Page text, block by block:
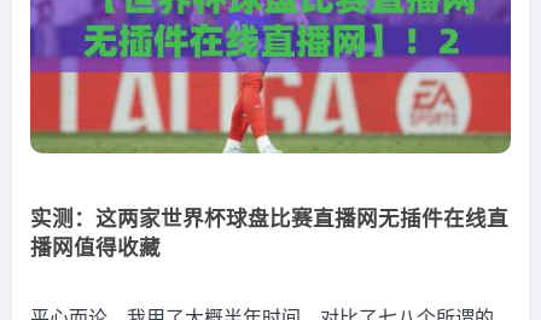
实测：这两家世界杯球盘比赛直播网无插件在线直
播网值得收藏